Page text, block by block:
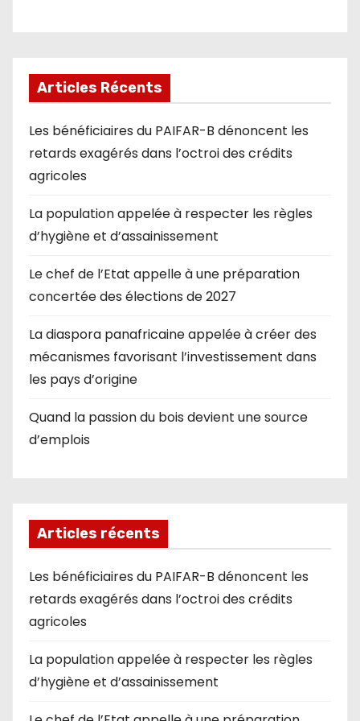
Articles Récents
Les bénéficiaires du PAIFAR-B dénoncent les
retards exagérés dans l’octroi des crédits
agricoles
La population appelée à respecter les règles
d’hygiène et d’assainissement
Le chef de l’Etat appelle à une préparation
concertée des élections de 2027
La diaspora panafricaine appelée à créer des
mécanismes favorisant l’investissement dans
les pays d’origine
Quand la passion du bois devient une source
d’emplois
Articles récents
Les bénéficiaires du PAIFAR-B dénoncent les
retards exagérés dans l’octroi des crédits
agricoles
La population appelée à respecter les règles
d’hygiène et d’assainissement